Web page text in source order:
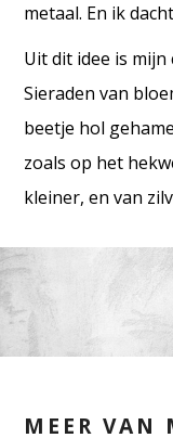
metaal. En ik
Uit dit idee is
Sieraden van
beetje hol
zoals op het
kleiner, en van
MEER VAN